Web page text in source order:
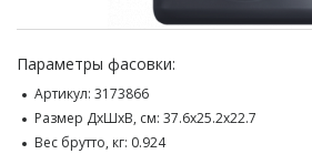
Параметры фасовки:
Артикул: 3173866
Размер ДхШхВ, см: 37.6x25.2x22.7
Вес брутто, кг: 0.924